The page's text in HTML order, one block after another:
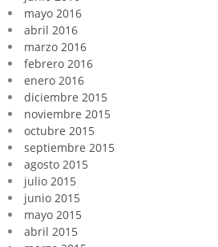
mayo 2016
abril 2016
marzo 2016
febrero 2016
enero 2016
diciembre 2015
noviembre 2015
octubre 2015
septiembre 2015
agosto 2015
julio 2015
junio 2015
mayo 2015
abril 2015